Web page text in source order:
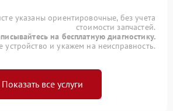
указаны ориентировочные, без учета
стоимости запчастей.
на бесплатную диагностику.
и укажем на неисправность.
Показать все услуги